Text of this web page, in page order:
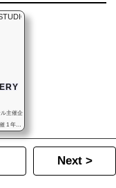
」
主催企
1 年で
Next >